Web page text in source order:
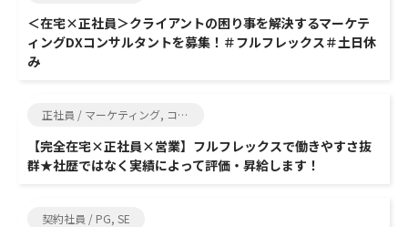
＜在宅×正社員＞クライアントの困り事を解決するマーケテ
ィングDXコンサルタントを募集！＃フルフレックス＃土日休
み
正社員 / マーケティング, コンサルタント
【完全在宅×正社員×営業】フルフレックスで働きやすさ抜
群★社歴ではなく実績によって評価・昇給します！
契約社員 / PG, SE